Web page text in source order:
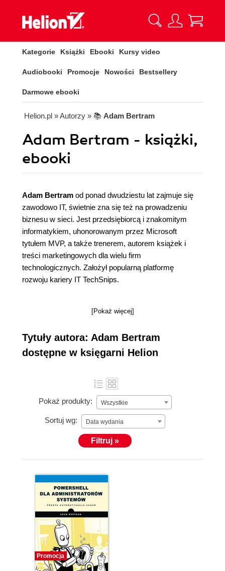
Kategorie Książki Ebooki Kursy video
Audiobooki Promocje Nowości Bestsellery
Darmowe ebooki
Helion.pl » Autorzy » 📚 Adam Bertram
Adam Bertram - książki,
ebooki
Adam Bertram od ponad dwudziestu lat zajmuje się
zawodowo IT, świetnie zna się też na prowadzeniu
biznesu w sieci. Jest przedsiębiorcą i znakomitym
informatykiem, uhonorowanym przez Microsoft
tytułem MVP, a także trenerem, autorem książek i
treści marketingowych dla wielu firm
technologicznych. Założył popularną platformę
rozwoju kariery IT TechSnips.
[Pokaż więcej]
Tytuły autora: Adam Bertram
dostępne w księgarni Helion
Pokaż produkty: Wszystkie
Sortuj wg: Data wydania
Filtruj »
Promocja